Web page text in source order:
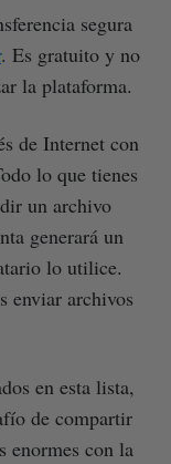
segura
. Es gratuito y no
la plataforma.
de Internet con
lo que tienes
un archivo
generará un
lo utilice.
enviar archivos
en esta lista,
de compartir
enormes con la